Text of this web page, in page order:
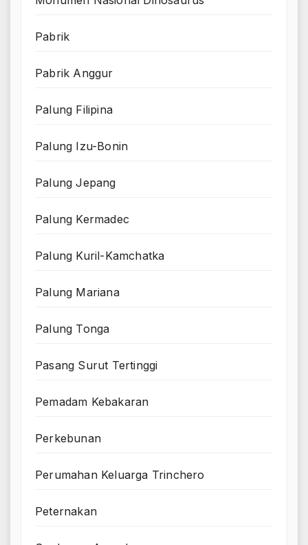
Pabrik
Pabrik Anggur
Palung Filipina
Palung Izu-Bonin
Palung Jepang
Palung Kermadec
Palung Kuril-Kamchatka
Palung Mariana
Palung Tonga
Pasang Surut Tertinggi
Pemadam Kebakaran
Perkebunan
Perumahan Keluarga Trinchero
Peternakan